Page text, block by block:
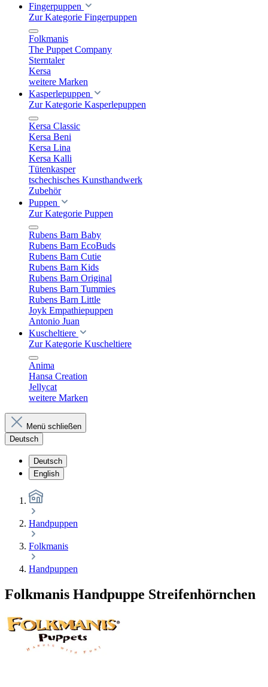
Fingerpuppen
Zur Kategorie Fingerpuppen
Folkmanis
The Puppet Company
Sterntaler
Kersa
weitere Marken
Kasperlepuppen
Zur Kategorie Kasperlepuppen
Kersa Classic
Kersa Beni
Kersa Lina
Kersa Kalli
Tütenkasper
tschechisches Kunsthandwerk
Zubehör
Puppen
Zur Kategorie Puppen
Rubens Barn Baby
Rubens Barn EcoBuds
Rubens Barn Cutie
Rubens Barn Kids
Rubens Barn Original
Rubens Barn Tummies
Rubens Barn Little
Joyk Empathiepuppen
Antonio Juan
Kuscheltiere
Zur Kategorie Kuscheltiere
Anima
Hansa Creation
Jellycat
weitere Marken
Menü schließen
Deutsch
Deutsch
English
Handpuppen
Folkmanis
Handpuppen
Folkmanis Handpuppe Streifenhörnchen